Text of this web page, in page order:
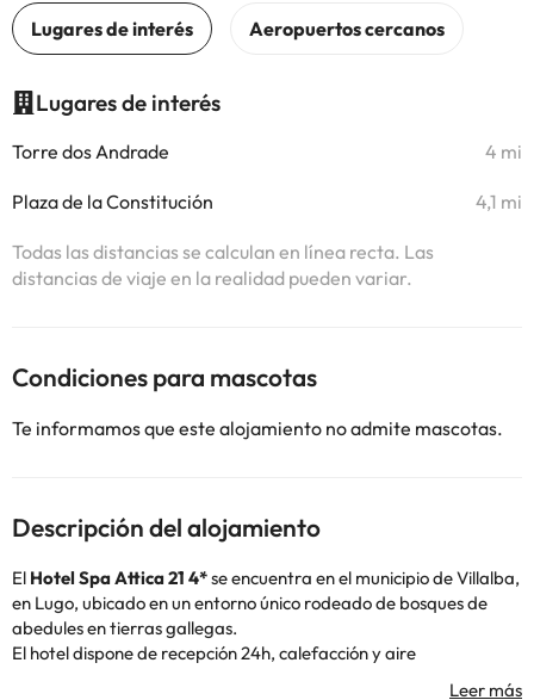
Lugares de interés
Torre dos Andrade 4 mi
Plaza de la Constitución 4,1 mi
Todas las distancias se calculan en línea recta. Las
distancias de viaje en la realidad pueden variar.
Condiciones para mascotas
Te informamos que este alojamiento no admite mascotas.
Descripción del alojamiento
El Hotel Spa Attica 21 4*se encuentra en el municipio de Villalba,
en Lugo, ubicado en un entorno único rodeado de bosques de
abedules en tierras gallegas.
El hotel dispone de recepción 24h, calefacción y aire
acondicionado, restaurante, sala de reuniones, guarda equipajes